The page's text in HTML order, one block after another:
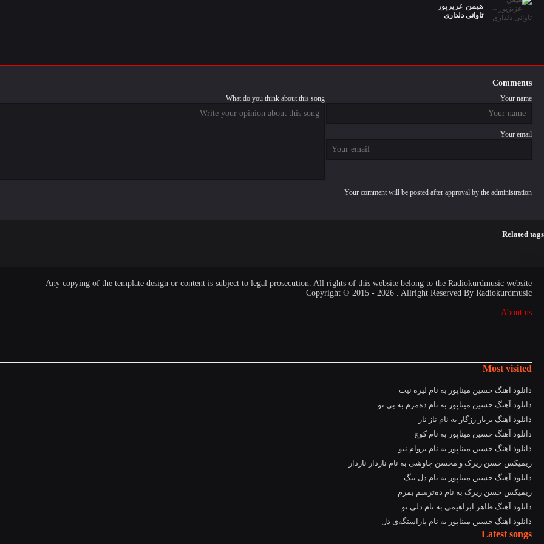
هیمن عزیزپور
تاوانی دلداری
Comments
Your name
Your email
What do you think about this song
Your comment will be posted after approval by the administration
Related tags
Any copying of the template design or content is subject to legal prosecution. All rights of this website belong to the Radiokurdmusic website
Copyright © 2015 - 2026 . Allright Reserved By Radiokurdmusic
About us
Most visited
دانلود آهنگ حسین میناپور به نام لیره نیت
دانلود آهنگ حسین میناپور به نام دەمرم بە بی تو
دانلود آهنگ بریار رزگار به نام ناز ناز
دانلود آهنگ حسین میناپور به نام کوچ
دانلود آهنگ حسین میناپور به نام بروام نبو
ریمیکس حسن زیرک و محسن چاوشی به نام نازدار نازدار
دانلود آهنگ حسین میناپور به نام دل تنگ
ریمیکس حسن زیرک به نام دەترسم بمرم
دانلود آهنگ طاهر ابراهیمی به نام دلی تو
دانلود آهنگ حسین میناپور به نام پاراستگەی دل
Latest songs